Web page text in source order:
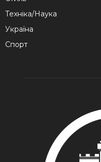
Техніка/Наука
Україна
Спорт